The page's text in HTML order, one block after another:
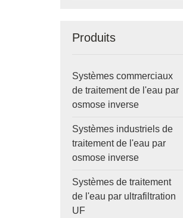
Produits
Systèmes commerciaux
de traitement de l'eau par
osmose inverse
Systèmes industriels de
traitement de l'eau par
osmose inverse
Systèmes de traitement
de l'eau par ultrafiltration
UF